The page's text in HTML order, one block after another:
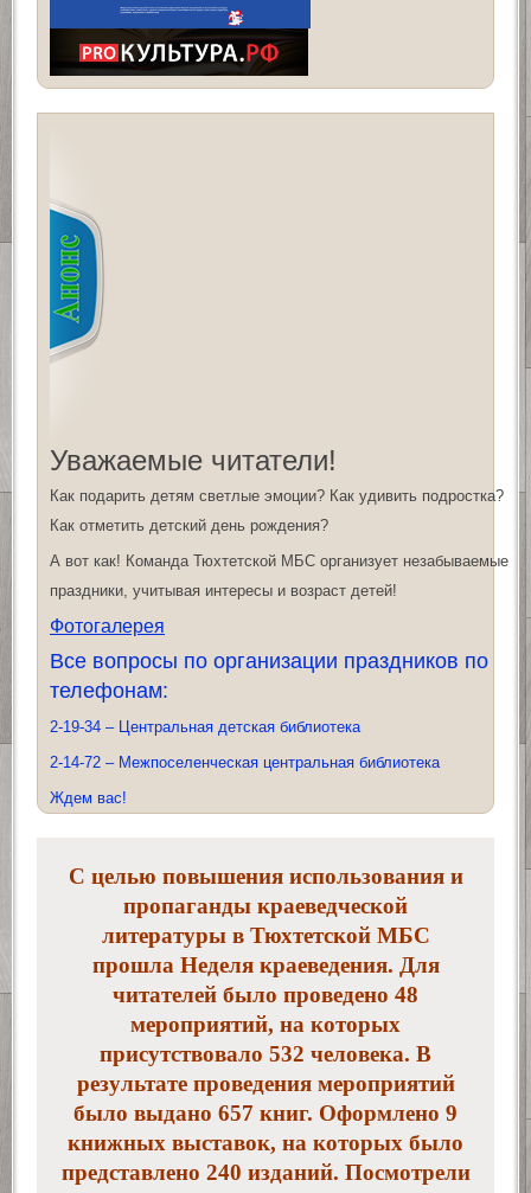
Уважаемые читатели!
Как подарить детям светлые эмоции? Как удивить подростка?
Как отметить детский день рождения?
А вот как! Команда Тюхтетской МБС организует незабываемые
праздники, учитывая интересы и возраст детей!
Фотогалерея
Все вопросы по организации праздников по
телефонам:
2-19-34 – Центральная детская библиотека
2-14-72 – Межпоселенческая центральная библиотека
Ждем вас!
С целью повышения использования и
пропаганды краеведческой
литературы в Тюхтетской МБС
прошла Неделя краеведения. Для
читателей было проведено 48
мероприятий, на которых
присутствовало 532 человека. В
результате проведения мероприятий
было выдано 657 книг. Оформлено 9
книжных выставок, на которых было
представлено 240 изданий. Посмотрели